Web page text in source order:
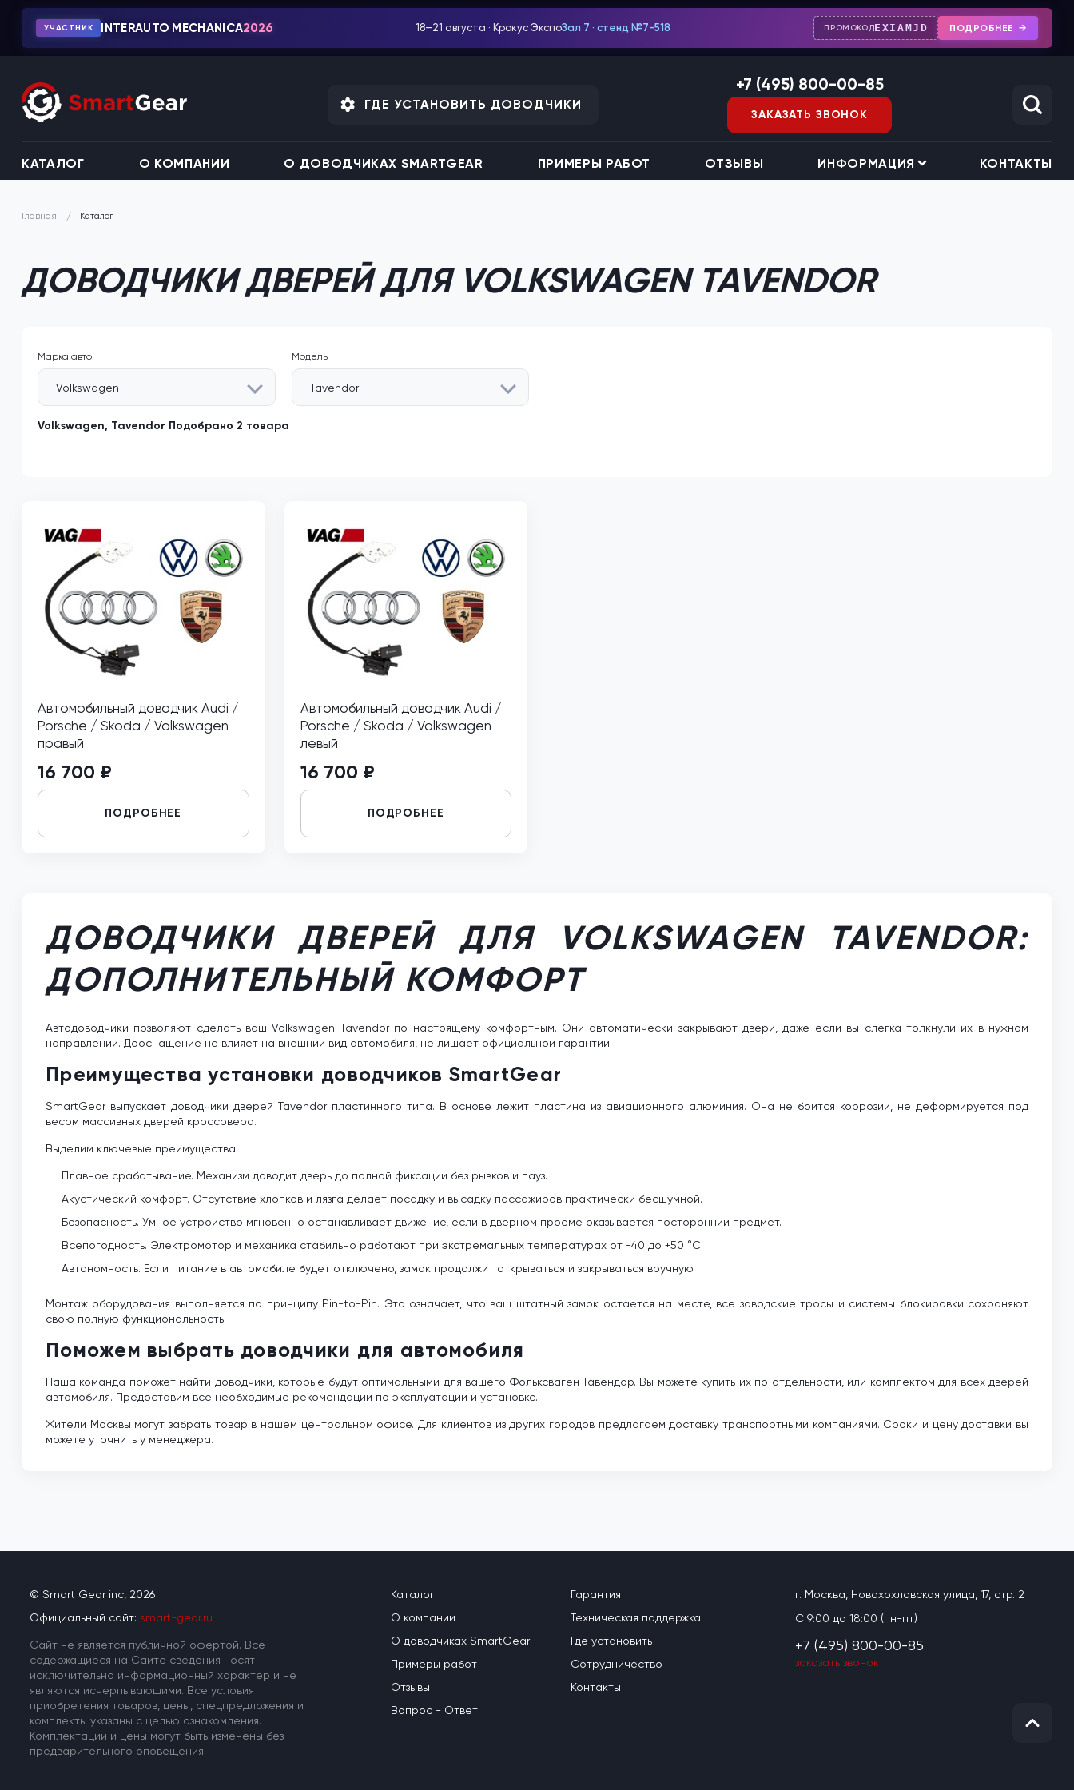
УЧАСТНИК INTERAUTO MECHANICA2026 18–21 августа · Крокус ЭкспоЗал 7 · стенд №7-518 ПРОМОКОДEXIAMJD ПОДРОБНЕЕ
КАТАЛОГ О КОМПАНИИ О ДОВОДЧИКАХ SMARTGEAR ПРИМЕРЫ РАБОТ ОТЗЫВЫ ИНФОРМАЦИЯ КОНТАКТЫ
ГДЕ УСТАНОВИТЬ ДОВОДЧИКИ
+7 (495) 800-00-85
ЗАКАЗАТЬ ЗВОНОК
Главная Каталог
ДОВОДЧИКИ ДВЕРЕЙ ДЛЯ VOLKSWAGEN TAVENDOR
Марка авто
Volkswagen
Модель
Tavendor
Volkswagen, Tavendor Подобрано 2 товара
Автомобильный доводчик Audi /
Porsche / Skoda / Volkswagen
правый
16 700 ₽
ПОДРОБНЕЕ
Автомобильный доводчик Audi /
Porsche / Skoda / Volkswagen
левый
16 700 ₽
ПОДРОБНЕЕ
ДОВОДЧИКИ ДВЕРЕЙ ДЛЯ VOLKSWAGEN TAVENDOR:
ДОПОЛНИТЕЛЬНЫЙ КОМФОРТ
Автодоводчики позволяют сделать ваш Volkswagen Tavendor по-настоящему комфортным. Они автоматически закрывают двери, даже если вы слегка толкнули их в нужном
направлении. Дооснащение не влияет на внешний вид автомобиля, не лишает официальной гарантии.
Преимущества установки доводчиков SmartGear
SmartGear выпускает доводчики дверей Tavendor пластинного типа. В основе лежит пластина из авиационного алюминия. Она не боится коррозии, не деформируется под
весом массивных дверей кроссовера.
Выделим ключевые преимущества:
Плавное срабатывание. Механизм доводит дверь до полной фиксации без рывков и пауз.
Акустический комфорт. Отсутствие хлопков и лязга делает посадку и высадку пассажиров практически бесшумной.
Безопасность. Умное устройство мгновенно останавливает движение, если в дверном проеме оказывается посторонний предмет.
Всепогодность. Электромотор и механика стабильно работают при экстремальных температурах от -40 до +50 °C.
Автономность. Если питание в автомобиле будет отключено, замок продолжит открываться и закрываться вручную.
Монтаж оборудования выполняется по принципу Pin-to-Pin. Это означает, что ваш штатный замок остается на месте, все заводские тросы и системы блокировки сохраняют
свою полную функциональность.
Поможем выбрать доводчики для автомобиля
Наша команда поможет найти доводчики, которые будут оптимальными для вашего Фольксваген Тавендор. Вы можете купить их по отдельности, или комплектом для всех дверей
автомобиля. Предоставим все необходимые рекомендации по эксплуатации и установке.
Жители Москвы могут забрать товар в нашем центральном офисе. Для клиентов из других городов предлагаем доставку транспортными компаниями. Сроки и цену доставки вы
можете уточнить у менеджера.
© Smart Gear inc, 2026
Официальный сайт: smart-gear.ru
Cайт не является публичной офертой. Все
содержащиеся на Сайте сведения носят
исключительно информационный характер и не
являются исчерпывающими. Все условия
приобретения товаров, цены, спецпредложения и
комплекты указаны с целью ознакомления.
Комплектации и цены могут быть изменены без
предварительного оповещения.
Каталог
О компании
О доводчиках SmartGear
Примеры работ
Отзывы
Вопрос - Ответ
Гарантия
Техническая поддержка
Где установить
Сотрудничество
Контакты
г. Москва, Новохохловская улица, 17, стр. 2
C 9:00 до 18:00 (пн-пт)
+7 (495) 800-00-85
заказать звонок